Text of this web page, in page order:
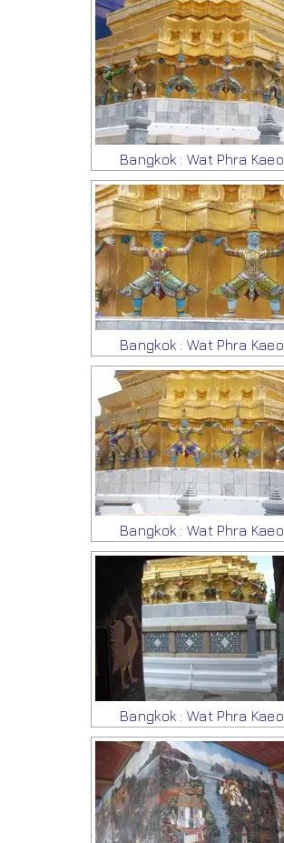
Bangkok : Wat Phra Kaeo
Bangkok : Wat Phra Kaeo
Bangkok : Wat Phra Kaeo
Bangkok : Wat Phra Kaeo